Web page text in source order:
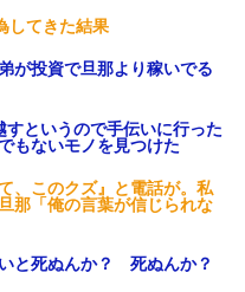
してきた結果
が投資で旦那より稼いでる
すというので手伝いに行った
もないモノを見つけた
、このクズ』と電話が。私
那「俺の言葉が信じられな
と死ぬんか？ 死ぬんか？